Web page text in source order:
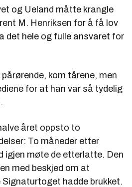
og Ueland måtte krangle
M. Henriksen for å få lov
det hele og fulle ansvaret for
kom tårene, men
for at han var så tydelig
året oppsto to
To måneder etter
igjen møte de etterlatte. Den
med beskjed om at
Signaturtoget hadde brukket.